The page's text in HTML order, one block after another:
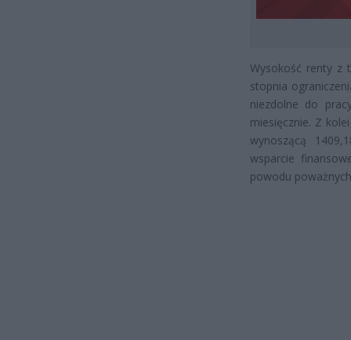
Wysokość renty z
stopnia
niezdolne do
miesięcznie. Z
wynoszącą
wsparcie
powodu